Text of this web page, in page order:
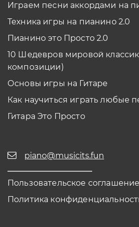
Играем песни аккордами на
Техника игры на пианино 2.0
Пианино это Просто 2.0
10 Шедевров мировой
композиции)
Основы игры на Гитаре
Как научиться играть любые
Гитара Это Просто
piano@musicits.fun
Пользовательское соглашение
Политика